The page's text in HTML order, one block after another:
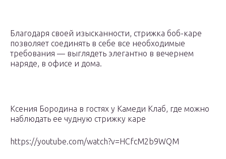
Благодаря своей изысканности, стрижка боб-каре
позволяет соединять в себе все необходимые
требования — выглядеть элегантно в вечернем
наряде, в офисе и дома.
Ксения Бородина в гостях у Камеди Клаб, где можно
наблюдать ее чудную стрижку каре
https://youtube.com/watch?v=HCfcM2b9WQM